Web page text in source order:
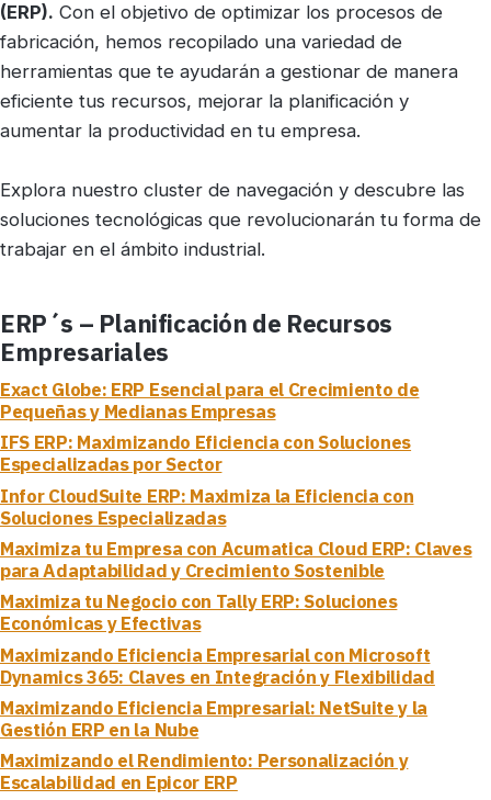
(ERP). Con el objetivo de optimizar los procesos de
fabricación, hemos recopilado una variedad de
herramientas que te ayudarán a gestionar de manera
eficiente tus recursos, mejorar la planificación y
aumentar la productividad en tu empresa.
Explora nuestro cluster de navegación y descubre las
soluciones tecnológicas que revolucionarán tu forma de
trabajar en el ámbito industrial.
ERP´s – Planificación de Recursos
Empresariales
Exact Globe: ERP Esencial para el Crecimiento de
Pequeñas y Medianas Empresas
IFS ERP: Maximizando Eficiencia con Soluciones
Especializadas por Sector
Infor CloudSuite ERP: Maximiza la Eficiencia con
Soluciones Especializadas
Maximiza tu Empresa con Acumatica Cloud ERP: Claves
para Adaptabilidad y Crecimiento Sostenible
Maximiza tu Negocio con Tally ERP: Soluciones
Económicas y Efectivas
Maximizando Eficiencia Empresarial con Microsoft
Dynamics 365: Claves en Integración y Flexibilidad
Maximizando Eficiencia Empresarial: NetSuite y la
Gestión ERP en la Nube
Maximizando el Rendimiento: Personalización y
Escalabilidad en Epicor ERP